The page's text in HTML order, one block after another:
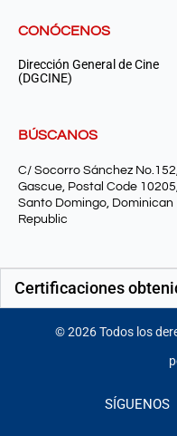
CONÓCENOS
Dirección General de Cine
(DGCINE)
BÚSCANOS
C/ Socorro Sánchez
Gascue, Postal Code
Santo Domingo, Dominican
Republic
Certificaciones
©2026Todos los
SÍGUENOS